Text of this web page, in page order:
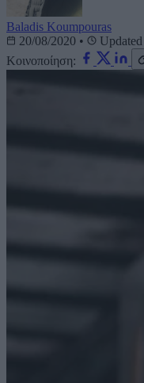
Baladis Koumpouras
20/08/2020 •
Κοινοποίηση: